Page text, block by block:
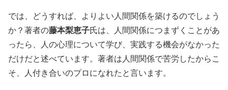
では、どうすれば、よりよい人間関係を築けるのでしょう
か？著者の藤本梨恵子氏は、人間関係につまずくことがあ
ったら、人の心理について学び、実践する機会がなかった
だけだと述べています。著者は人間関係で苦労したからこ
そ、人付き合いのプロになれたと言います。